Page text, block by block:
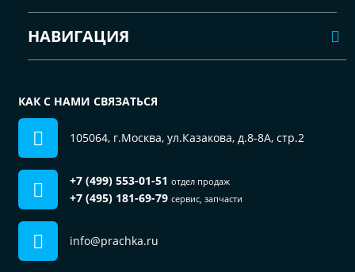
НАВИГАЦИЯ
КАК С НАМИ СВЯЗАТЬСЯ
105064, г.Москва, ул.Казакова, д.8-8А, стр.2
+7 (499) 553-01-51 отдел продаж
+7 (495) 181-69-79 сервис, запчасти
info@prachka.ru